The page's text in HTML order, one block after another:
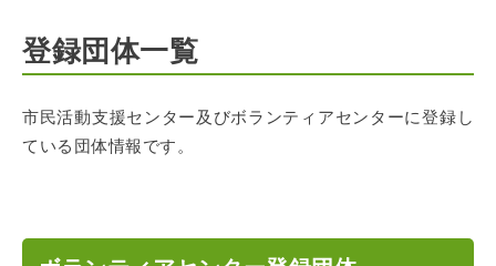
登録団体一覧
市民活動支援センター及びボランティアセンターに登録し
ている団体情報です。